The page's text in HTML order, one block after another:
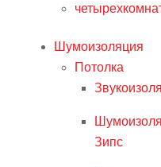
Шумоизоляция
Потолка
Зипс